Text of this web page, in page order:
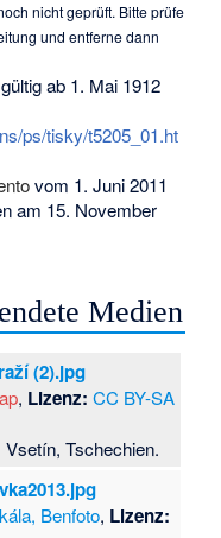
nicht geprüft. Bitte prüfe
und entferne dann
ab 1. Mai 1912
ps/tisky/t5205_01.ht
vom 1. Juni 2011
am 15. November
Medien
(2).jpg
, Lizenz: CC BY-SA
Vsetín, Tschechien.
Benfoto, Lizenz: